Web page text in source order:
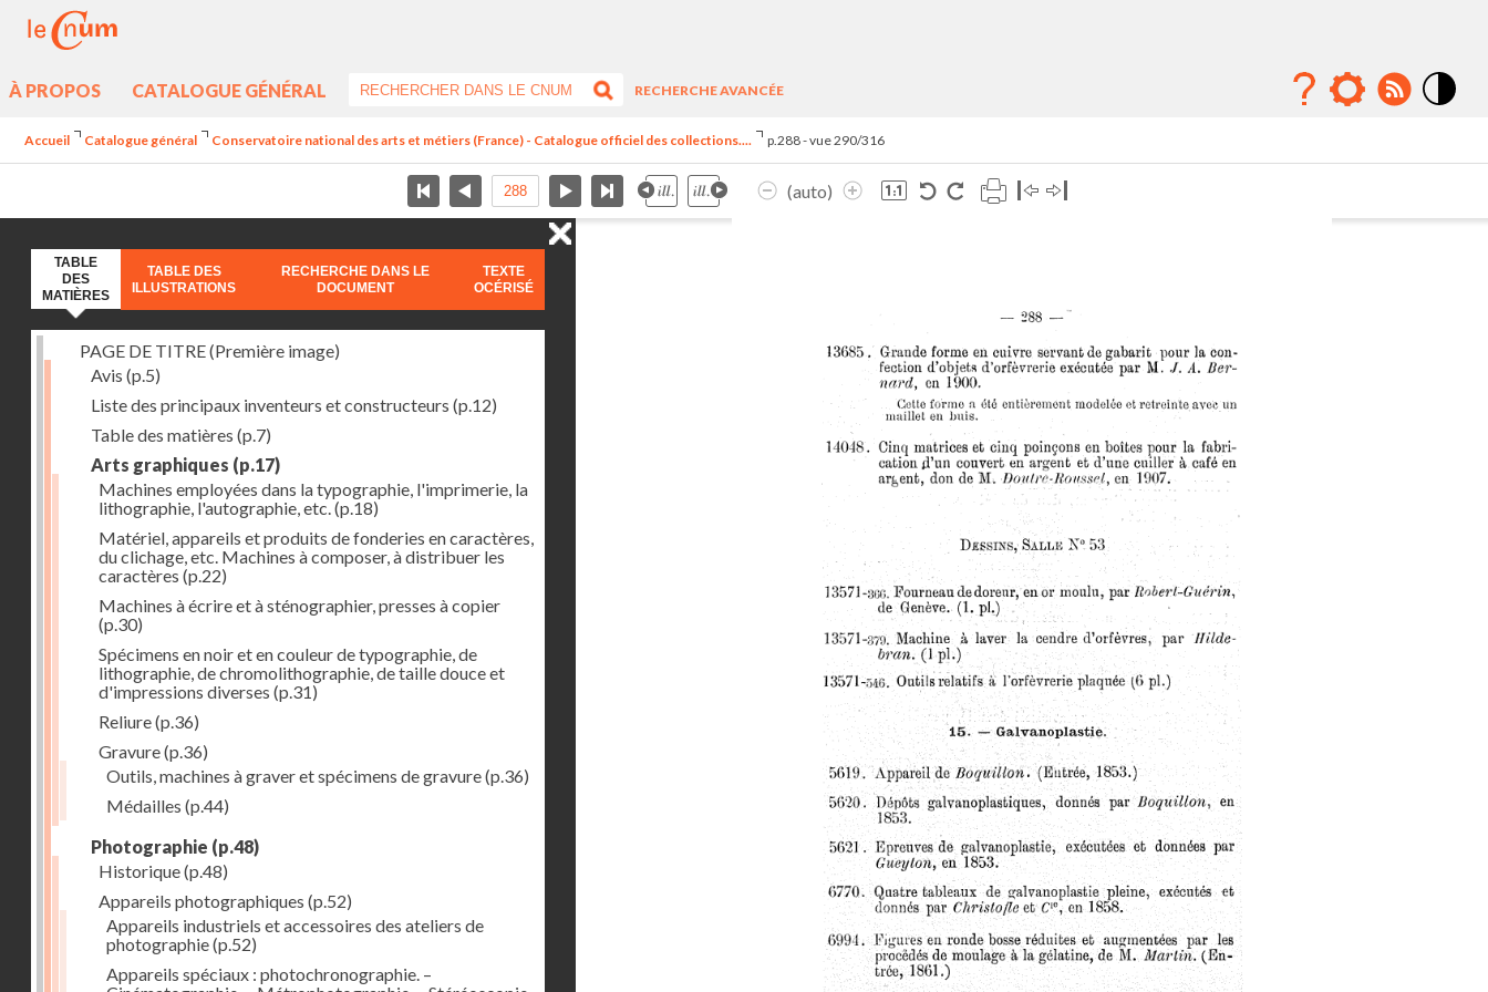
À PROPOS CATALOGUE GÉNÉRAL
RECHERCHE AVANCÉE
Accueil Catalogue général Conservatoire national des arts et métiers (France) - Catalogue officiel des collections.... p.288 - vue 290/316
(auto)
TABLE
DES
MATIÈRES
TABLE DES
ILLUSTRATIONS
RECHERCHE DANS LE
DOCUMENT
TEXTE
OCÉRISÉ
PAGE DE TITRE (Première image)
Avis (p.5)
Liste des principaux inventeurs et constructeurs (p.12)
Table des matières (p.7)
Arts graphiques (p.17)
Machines employées dans la typographie, l'imprimerie, la
lithographie, l'autographie, etc.(p.18)
Matériel, appareils et produits de fonderies en caractères,
du clichage, etc. Machines à composer, à distribuer les
caractères (p.22)
Machines à écrire et à sténographier, presses à copier
(p.30)
Spécimens en noir et en couleur de typographie, de
lithographie, de chromolithographie, de taille douce et
d'impressions diverses (p.31)
Reliure(p.36)
Gravure(p.36)
Outils, machines à graver et spécimens de gravure(p.36)
Médailles (p.44)
Photographie (p.48)
Historique(p.48)
Appareils photographiques (p.52)
Appareils industriels et accessoires des ateliers de
photographie(p.52)
Appareils spéciaux : photochronographie. –